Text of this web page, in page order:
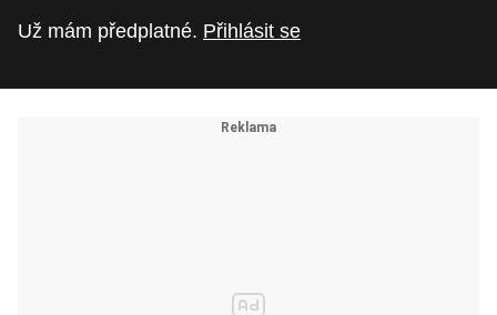
Už mám předplatné. Přihlásit se